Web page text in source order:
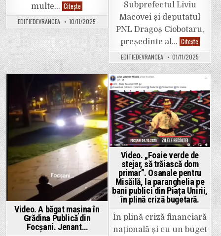
multe… Citește
Am
vizitat
șantierul
campusului
universitar
de
la
Focșani.
Încă
se
lucrează!
Ce
spun
Halici
(PSD),
Epure
(PNL)
și
Pîslaru
(AUR)
despre
proiect.
EDITIEDEVRANCEA 10/11/2025
Subprefectul Liviu
Macovei și deputatul
PNL Dragoș Ciobotaru,
președinte al… Citește
Liviu
Macovei
și
deputatul
PNL
Dragoș
au
încălcat
legea
privind
circulația
pe
publice?
„Noi
am
blocat
drumul
de
la
DN2
până
la
DN2D”!
EDITIEDEVRANCEA 01/11/2025
Posted
in
Video. A băgat mașina în
Grădina Publică din
Focșani. Jenant…
Posted
in
Video. „Foaie verde de
stejar, să trăiască dom
primar”. Osanale pentru
Misăilă, la paranghelia pe
bani publici din Piața Unirii,
în plină criză bugetară.
În plină criză financiară
națională și cu un buget